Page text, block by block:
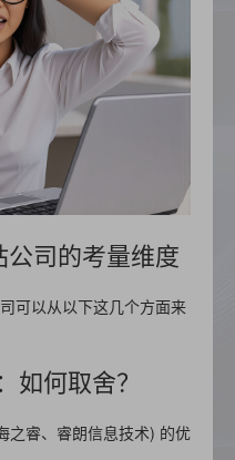
司的考量维度
可以从以下这几个方面来
如何取舍？
之睿、睿朗信息技术) 的优